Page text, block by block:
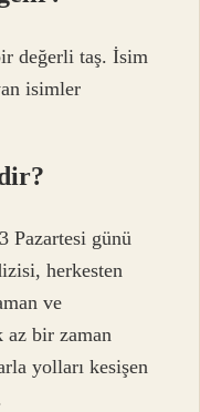
değerli taş. İsim
isimler
Pazartesi günü
herkesten
ve
az bir zaman
yolları kesişen